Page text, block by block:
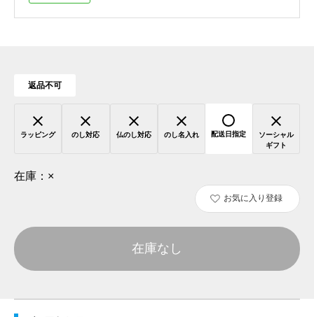
返品不可
ラッピング のし対応 仏のし対応 のし名入れ 配送日指定
ソーシャル
ギフト
在庫： ×
お気に入り登録
在庫なし